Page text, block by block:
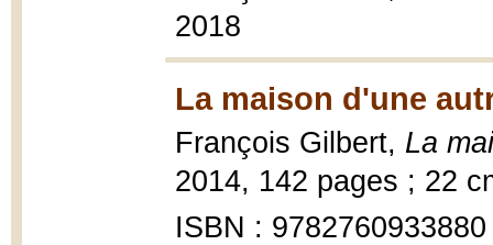
2018
La maison d'une
François Gilbert, La
2014, 142 pages ; 22
ISBN : 9782760933880